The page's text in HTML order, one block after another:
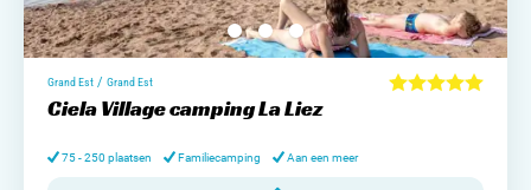
Grand Est / Grand Est
Ciela Village camping La Liez
75 - 250 plaatsen Familiecamping Aan een meer